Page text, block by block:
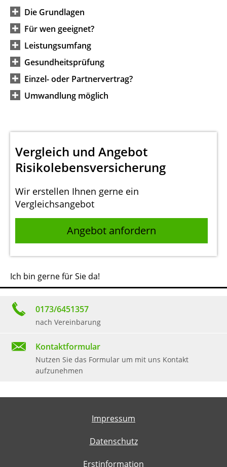
Die Grundlagen
Für wen geeignet?
Leistungsumfang
Gesundheitsprüfung
Einzel- oder Partnervertrag?
Umwandlung möglich
Vergleich und Angebot
Risikolebensversicherung
Wir erstellen Ihnen gerne ein
Vergleichsangebot
Angebot anfordern
Ich bin gerne für Sie da!
0173/6451357
nach Vereinbarung
Kontaktformular
Nutzen Sie das Formular um mit uns Kontakt
aufzunehmen
Impressum
Datenschutz
Erstinformation